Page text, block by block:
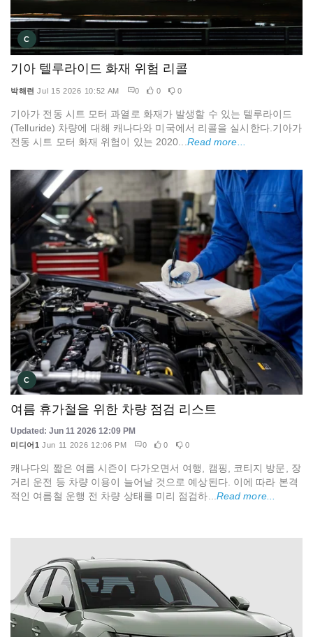
C
기아 텔루라이드 화재 위험 리콜
박해련 Jul 15 2026 10:52 AM 0 0 0
기아가 전동 시트 모터 과열로 화재가 발생할 수 있는 텔루라이드
(Telluride) 차량에 대해 캐나다와 미국에서 리콜을 실시한다.기아가
전동 시트 모터 화재 위험이 있는 2020... Read more...
C
여름 휴가철을 위한 차량 점검 리스트
Updated: Jun 11 2026 12:09 PM
미디어1 Jun 11 2026 12:06 PM 0 0 0
캐나다의 짧은 여름 시즌이 다가오면서 여행, 캠핑, 코티지 방문, 장
거리 운전 등 차량 이용이 늘어날 것으로 예상된다. 이에 따라 본격
적인 여름철 운행 전 차량 상태를 미리 점검하... Read more...